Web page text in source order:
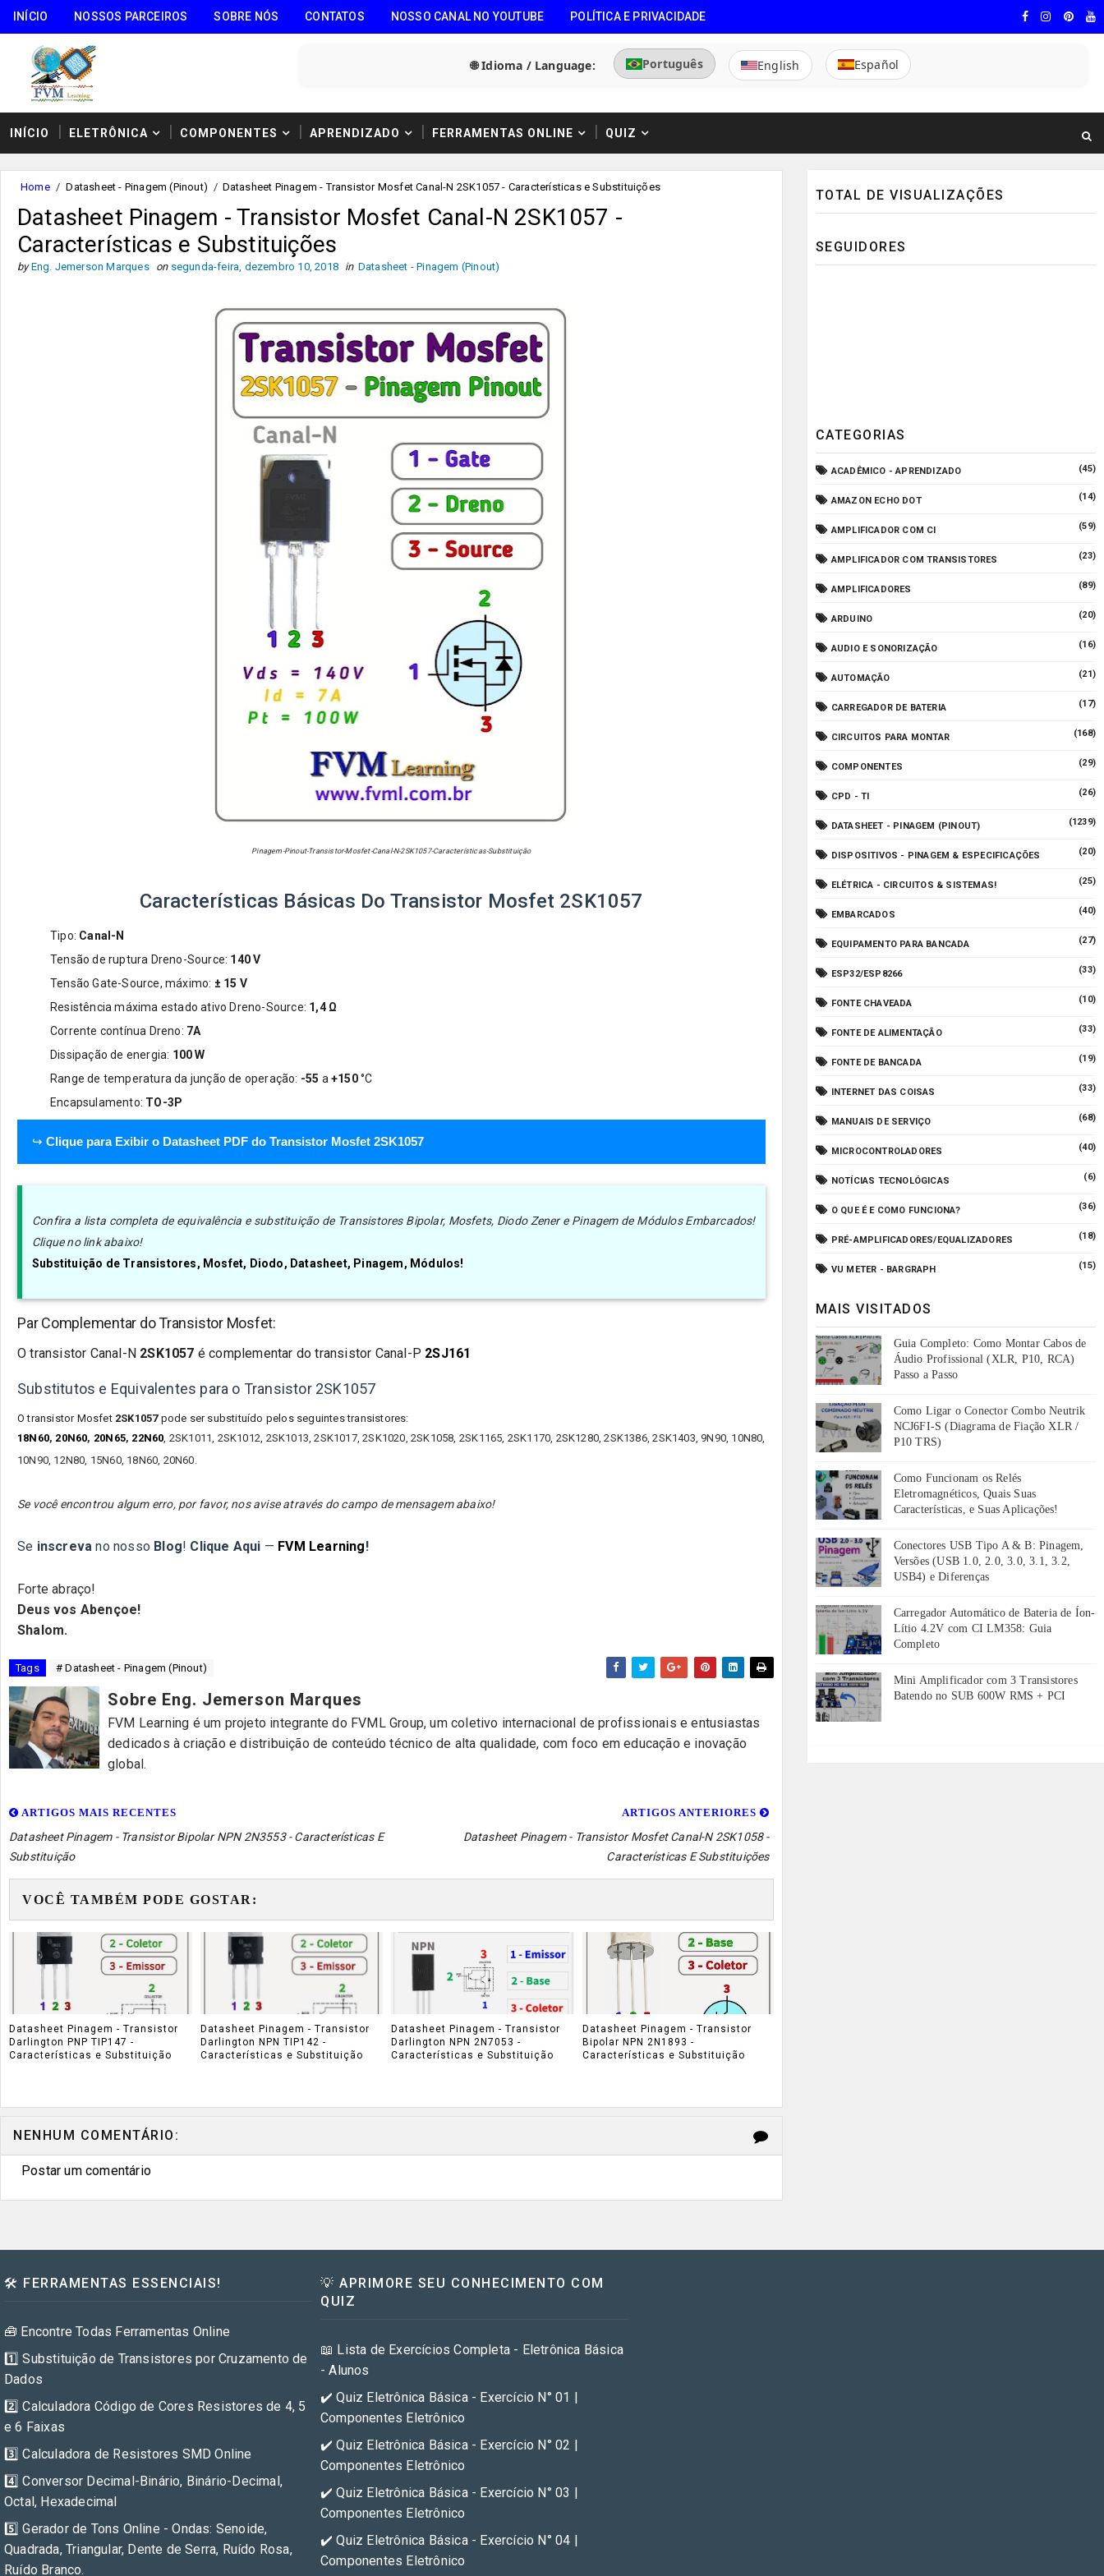
INÍCIO NOSSOS PARCEIROS SOBRE NÓS CONTATOS NOSSO CANAL NO YOUTUBE POLÍTICA E PRIVACIDADE
🌐 Idioma / Language: Português English Español
INÍCIO ELETRÔNICA COMPONENTES APRENDIZADO FERRAMENTAS ONLINE QUIZ
Home / Datasheet - Pinagem (Pinout) / Datasheet Pinagem - Transistor Mosfet Canal-N 2SK1057 - Características e Substituições
Datasheet Pinagem - Transistor Mosfet Canal-N 2SK1057 -
Características e Substituições
by Eng. Jemerson Marques on segunda-feira, dezembro 10, 2018 in Datasheet - Pinagem (Pinout)
Pinagem-Pinout-Transistor-Mosfet-Canal-N-2SK1057-Características-Substituição
Características Básicas Do Transistor Mosfet 2SK1057
Tipo: Canal-N
Tensão de ruptura Dreno-Source: 140 V
Tensão Gate-Source, máximo: ± 15 V
Resistência máxima estado ativo Dreno-Source: 1,4 Ω
Corrente contínua Dreno: 7A
Dissipação de energia: 100 W
Range de temperatura da junção de operação: -55 a +150°C
Encapsulamento: TO-3P
↪ Clique para Exibir o Datasheet PDF do Transistor Mosfet 2SK1057
Confira a lista completa de equivalência e substituição de Transistores Bipolar, Mosfets, Diodo Zener e Pinagem de Módulos Embarcados!
Clique no link abaixo!
Substituição de Transistores, Mosfet, Diodo, Datasheet, Pinagem, Módulos!
Par Complementar do Transistor Mosfet:
O transistor Canal-N 2SK1057 é complementar do transistor Canal- P 2SJ161
Substitutos e Equivalentes para o Transistor 2SK1057
O transistor Mosfet 2SK1057 pode ser substituído pelos seguintes transistores:
18N60, 20N60, 20N65, 22N60, 2SK1011, 2SK1012, 2SK1013, 2SK1017, 2SK1020, 2SK1058, 2SK1165, 2SK1170, 2SK1280, 2SK1386, 2SK1403, 9N90, 10N80,
10N90, 12N80, 15N60, 18N60, 20N60.
Se você encontrou algum erro, por favor, nos avise através do campo de mensagem abaixo!
Se inscreva no nosso Blog! Clique Aqui — FVM Learning!
Forte abraço!
Deus vos Abençoe!
Shalom.
Tags # Datasheet - Pinagem (Pinout)
Sobre Eng. Jemerson Marques
FVM Learning é um projeto integrante do FVML Group, um coletivo internacional de profissionais e entusiastas
dedicados à criação e distribuição de conteúdo técnico de alta qualidade, com foco em educação e inovação
global.
ARTIGOS MAIS RECENTES
Datasheet Pinagem - Transistor Bipolar NPN 2N3553 - Características E
Substituição
ARTIGOS ANTERIORES
Datasheet Pinagem - Transistor Mosfet Canal-N 2SK1058 -
Características E Substituições
VOCÊ TAMBÉM PODE GOSTAR:
Datasheet Pinagem - Transistor
Darlington PNP TIP147 -
Características e Substituição
Datasheet Pinagem - Transistor
Darlington NPN TIP142 -
Características e Substituição
Datasheet Pinagem - Transistor
Darlington NPN 2N7053 -
Características e Substituição
Datasheet Pinagem - Transistor
Bipolar NPN 2N1893 -
Características e Substituição
NENHUM COMENTÁRIO:
Postar um comentário
TOTAL DE VISUALIZAÇÕES
SEGUIDORES
CATEGORIAS
ACADÊMICO - APRENDIZADO (45)
AMAZON ECHO DOT (14)
AMPLIFICADOR COM CI (59)
AMPLIFICADOR COM TRANSISTORES (23)
AMPLIFICADORES (89)
ARDUINO (20)
AUDIO E SONORIZAÇÃO (16)
AUTOMAÇÃO (21)
CARREGADOR DE BATERIA (17)
CIRCUITOS PARA MONTAR (168)
COMPONENTES (29)
CPD - TI (26)
DATASHEET - PINAGEM (PINOUT) (1239)
DISPOSITIVOS - PINAGEM & ESPECIFICAÇÕES (20)
ELÉTRICA - CIRCUITOS & SISTEMAS! (25)
EMBARCADOS (40)
EQUIPAMENTO PARA BANCADA (27)
ESP32/ESP8266 (33)
FONTE CHAVEADA (10)
FONTE DE ALIMENTAÇÃO (33)
FONTE DE BANCADA (19)
INTERNET DAS COISAS (33)
MANUAIS DE SERVIÇO (68)
MICROCONTROLADORES (40)
NOTÍCIAS TECNOLÓGICAS (6)
O QUE É E COMO FUNCIONA? (36)
PRÉ-AMPLIFICADORES/EQUALIZADORES (18)
VU METER - BARGRAPH (15)
MAIS VISITADOS
Guia Completo: Como Montar Cabos de
Áudio Profissional (XLR, P10, RCA)
Passo a Passo
Como Ligar o Conector Combo Neutrik
NCJ6FI-S (Diagrama de Fiação XLR /
P10 TRS)
Como Funcionam os Relés
Eletromagnéticos, Quais Suas
Características, e Suas Aplicações!
Conectores USB Tipo A & B: Pinagem,
Versões (USB 1.0, 2.0, 3.0, 3.1, 3.2,
USB4) e Diferenças
Carregador Automático de Bateria de Íon-
Lítio 4.2V com CI LM358: Guia
Completo
Mini Amplificador com 3 Transistores
Batendo no SUB 600W RMS + PCI
🛠️ FERRAMENTAS ESSENCIAIS!
🧰 Encontre Todas Ferramentas Online
1️⃣ Substituição de Transistores por Cruzamento de
Dados
2️⃣ Calculadora Código de Cores Resistores de 4, 5
e 6 Faixas
3️⃣ Calculadora de Resistores SMD Online
4️⃣ Conversor Decimal-Binário, Binário-Decimal,
Octal, Hexadecimal
5️⃣ Gerador de Tons Online - Ondas: Senoide,
Quadrada, Triangular, Dente de Serra, Ruído Rosa,
Ruído Branco.
💡 APRIMORE SEU CONHECIMENTO COM
QUIZ
📖 Lista de Exercícios Completa - Eletrônica Básica
- Alunos
✔️ Quiz Eletrônica Básica - Exercício N° 01 |
Componentes Eletrônico
✔️ Quiz Eletrônica Básica - Exercício N° 02 |
Componentes Eletrônico
✔️ Quiz Eletrônica Básica - Exercício N° 03 |
Componentes Eletrônico
✔️ Quiz Eletrônica Básica - Exercício N° 04 |
Componentes Eletrônico